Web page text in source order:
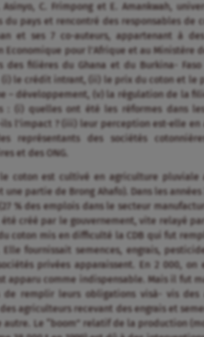
Asinyo, C. Frimpong et E. Amankwah,
du pays et rencontré des responsables de
et ses 7 co-auteurs, appartenant à
Economique pour l’Afrique et au Ministère
des filières du Ghana et du Burkina-
le crédit intrant, (ii) le prix du coton et le
– développement, (v) la régulation de la
: (i) quelles ont été les réformes dans
l’impact ? (iii) leur perception est-elle
représentants des sociétés
et des ONG.
le coton est cultivé en agriculture pluviale
une partie de Brong Ahafo). Dans les
% des emplois dans le secteur
été créé par le gouvernement, vite relayé
coton mis en difficulté la CDB qui fut
Elle fournissait semences, engrais,
privées apparaissent. En 2 000,
apparu comme indispensable. Mais il fut
de remplir leurs obligations visà- vis
agriculteurs recevant des engrais et
autre. Le “boom” relatif de la production